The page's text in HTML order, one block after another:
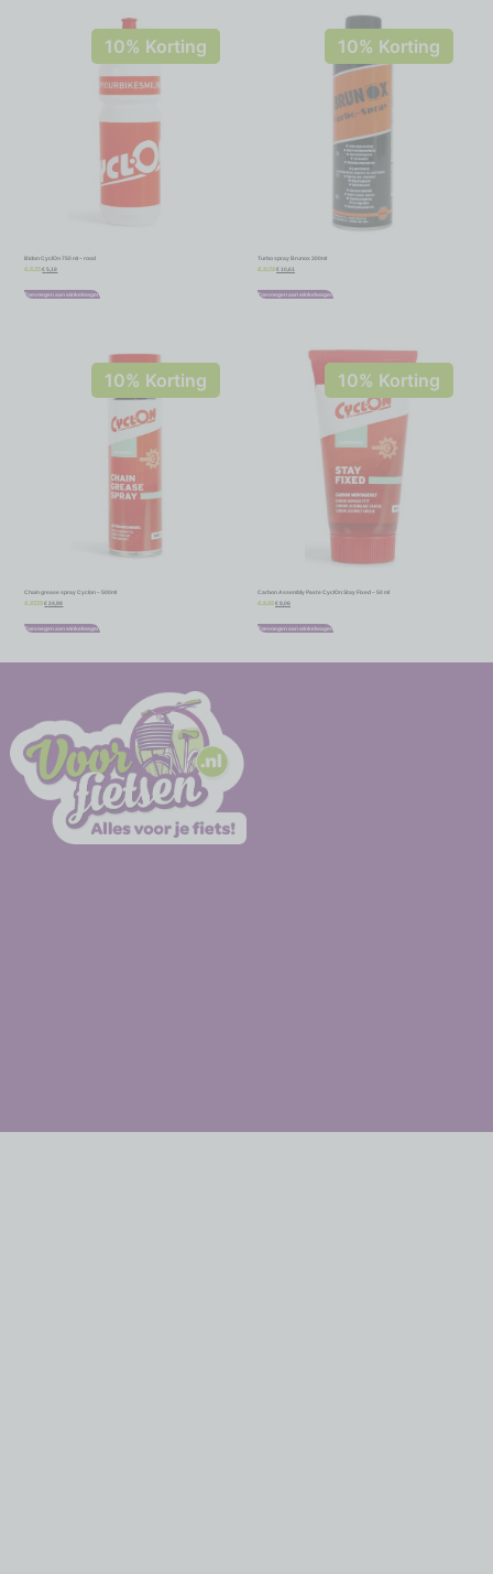
10% Korting
Bidon CyclOn 750 ml – rood
€ 5,75 € 5,18
Toevoegen aan winkelwagen
10% Korting
Turbo spray Brunox 300ml
€ 11,79 € 10,61
Toevoegen aan winkelwagen
10% Korting
Chain grease spray Cyclon – 500ml
€ 27,75 € 24,98
Toevoegen aan winkelwagen
10% Korting
Carbon Assembly Paste CyclOn Stay Fixed – 50 ml
€ € 8,06
Toevoegen aan winkelwagen